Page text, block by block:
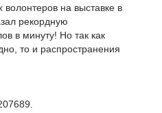
волонтеров на выставке в
рекордную
в минуту! Но так как
то и распространения